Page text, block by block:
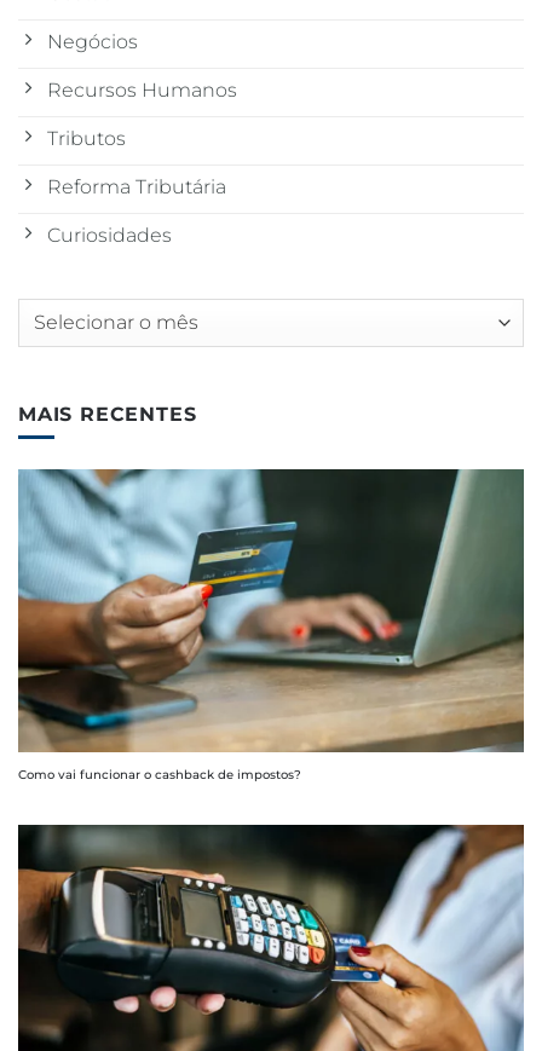
Negócios
Recursos Humanos
Tributos
Reforma Tributária
Curiosidades
Arquivos
MAIS RECENTES
Como vai funcionar o cashback de impostos?